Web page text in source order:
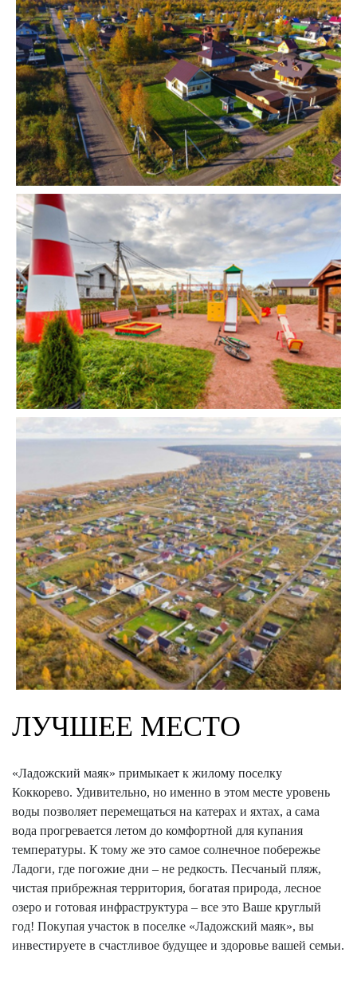
ЛУЧШЕЕ МЕСТО
«Ладожский маяк» примыкает к жилому поселку
Коккорево. Удивительно, но именно в этом месте уровень
воды позволяет перемещаться на катерах и яхтах, а сама
вода прогревается летом до комфортной для купания
температуры. К тому же это самое солнечное побережье
Ладоги, где погожие дни – не редкость. Песчаный пляж,
чистая прибрежная территория, богатая природа, лесное
озеро и готовая инфраструктура – все это Ваше круглый
год! Покупая участок в поселке «Ладожский маяк», вы
инвестируете в счастливое будущее и здоровье вашей семьи.